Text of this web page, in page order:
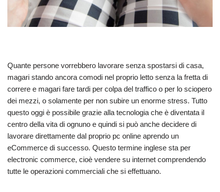
Quante persone vorrebbero lavorare senza spostarsi di casa,
magari stando ancora comodi nel proprio letto senza la fretta di
correre e magari fare tardi per colpa del traffico o per lo sciopero
dei mezzi, o solamente per non subire un enorme stress. Tutto
questo oggi è possibile grazie alla tecnologia che è diventata il
centro della vita di ognuno e quindi si può anche decidere di
lavorare direttamente dal proprio pc online aprendo un
eCommerce di successo. Questo termine inglese sta per
electronic commerce, cioè vendere su internet comprendendo
tutte le operazioni commerciali che si effettuano.